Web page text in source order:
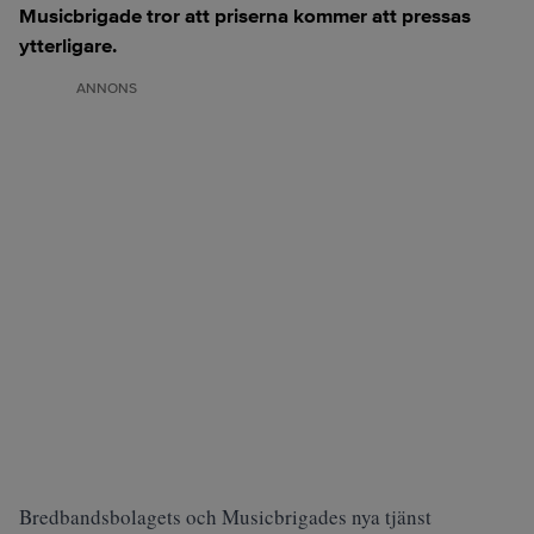
Musicbrigade tror att priserna kommer att pressas
ytterligare.
ANNONS
Bredbandsbolagets och Musicbrigades nya tjänst